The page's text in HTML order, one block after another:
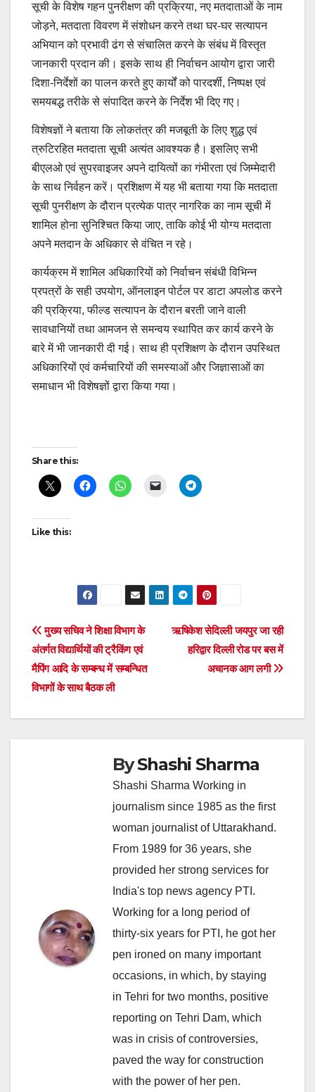
सूची के विशेष गहन पुनरीक्षण की प्रक्रिया, नए मतदाताओं के नाम
जोड़ने, मतदाता विवरण में संशोधन करने तथा घर-घर सत्यापन
अभियान को प्रभावी ढंग से संचालित करने के संबंध में विस्तृत
जानकारी प्रदान की। इसके साथ ही निर्वाचन आयोग द्वारा जारी
दिशा-निर्देशों का पालन करते हुए कार्यों को पारदर्शी, निष्पक्ष एवं
समयबद्ध तरीके से संपादित करने के निर्देश भी दिए गए।
विशेषज्ञों ने बताया कि लोकतंत्र की मजबूती के लिए शुद्ध एवं
त्रुटिरहित मतदाता सूची अत्यंत आवश्यक है। इसलिए सभी
बीएलओ एवं सुपरवाइजर अपने दायित्वों का गंभीरता एवं जिम्मेदारी
के साथ निर्वहन करें। प्रशिक्षण में यह भी बताया गया कि मतदाता
सूची पुनरीक्षण के दौरान प्रत्येक पात्र नागरिक का नाम सूची में
शामिल होना सुनिश्चित किया जाए, ताकि कोई भी योग्य मतदाता
अपने मतदान के अधिकार से वंचित न रहे।
कार्यक्रम में शामिल अधिकारियों को निर्वाचन संबंधी विभिन्न
प्रपत्रों के सही उपयोग, ऑनलाइन पोर्टल पर डाटा अपलोड करने
की प्रक्रिया, फील्ड सत्यापन के दौरान बरती जाने वाली
सावधानियों तथा आमजन से समन्वय स्थापित कर कार्य करने के
बारे में भी जानकारी दी गई। साथ ही प्रशिक्षण के दौरान उपस्थित
अधिकारियों एवं कर्मचारियों की समस्याओं और जिज्ञासाओं का
समाधान भी विशेषज्ञों द्वारा किया गया।
Post
navigation
Share this:
Like this:
Post
navigation
ऋषिकेश सेदिल्ली जयपुर जा रही
हरिद्वार दिल्ली रोड पर बस में
अचानक आग लगी
मुख्य सचिव ने शिक्षा विभाग के
अंतर्गत विद्यार्थियों की ट्रैकिंग एवं
मैपिंग आदि के सम्बन्ध में सम्बन्धित
विभागों के साथ बैठक ली
ByShashi Sharma
Shashi Sharma Working in
journalism since 1985 as the first
woman journalist of Uttarakhand.
From 1989 for 36 years, she
provided her strong services for
India's top news agency PTI.
Working for a long period of
thirty-six years for PTI, he got her
pen ironed on many important
occasions, in which, by staying
in Tehri for two months, positive
reporting on Tehri Dam, which
was in crisis of controversies,
paved the way for construction
with the power of her pen.